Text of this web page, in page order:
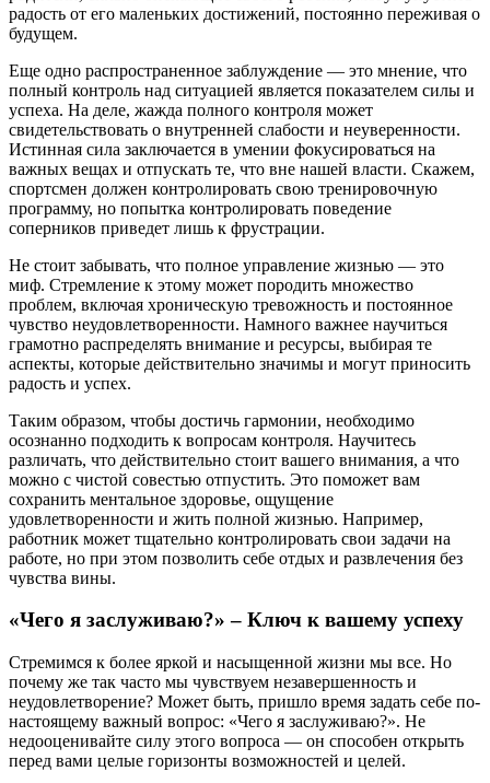
радость от его маленьких достижений, постоянно переживая о
будущем.
Еще одно распространенное заблуждение — это мнение, что
полный контроль над ситуацией является показателем силы и
успеха. На деле, жажда полного контроля может
свидетельствовать о внутренней слабости и неуверенности.
Истинная сила заключается в умении фокусироваться на
важных вещах и отпускать те, что вне нашей власти. Скажем,
спортсмен должен контролировать свою тренировочную
программу, но попытка контролировать поведение
соперников приведет лишь к фрустрации.
Не стоит забывать, что полное управление жизнью — это
миф. Стремление к этому может породить множество
проблем, включая хроническую тревожность и постоянное
чувство неудовлетворенности. Намного важнее научиться
грамотно распределять внимание и ресурсы, выбирая те
аспекты, которые действительно значимы и могут приносить
радость и успех.
Таким образом, чтобы достичь гармонии, необходимо
осознанно подходить к вопросам контроля. Научитесь
различать, что действительно стоит вашего внимания, а что
можно с чистой совестью отпустить. Это поможет вам
сохранить ментальное здоровье, ощущение
удовлетворенности и жить полной жизнью. Например,
работник может тщательно контролировать свои задачи на
работе, но при этом позволить себе отдых и развлечения без
чувства вины.
«Чего я заслуживаю?» – Ключ к вашему успеху
Стремимся к более яркой и насыщенной жизни мы все. Но
почему же так часто мы чувствуем незавершенность и
неудовлетворение? Может быть, пришло время задать себе по-
настоящему важный вопрос: «Чего я заслуживаю?». Не
недооценивайте силу этого вопроса — он способен открыть
перед вами целые горизонты возможностей и целей.